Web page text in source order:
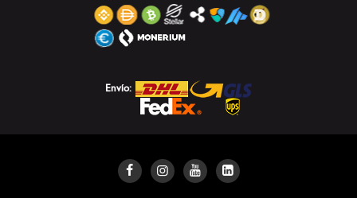
Envío: